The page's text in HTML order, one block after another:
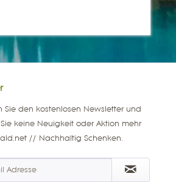
Sie den kostenlosen Newsletter und
keine Neuigkeit oder Aktion mehr
// Nachhaltig Schenken.